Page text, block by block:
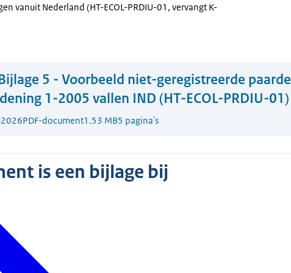
vanuit Nederland (HT-ECOL-PRDIU-01, vervangt K-
5 - Voorbeeld niet-geregistreerde
1-2005 vallen IND (HT-ECOL-PRDIU-01)
PDF-document1.53 MB5 pagina's
is een bijlage bij